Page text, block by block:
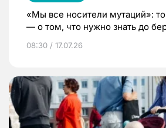
«Мы все носители мутаций»:
— о том, что нужно знать до
08:30 / 17.07.26